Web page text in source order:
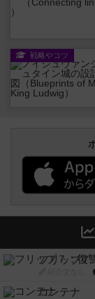
戦略やコツ
フリップ７
コンテナ